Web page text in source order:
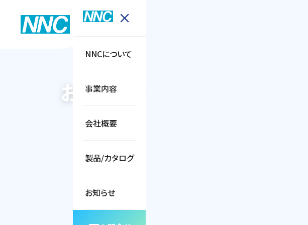
NNCについて
事業内容
会社概要
製品/カタログ
お知らせ
お知らせ